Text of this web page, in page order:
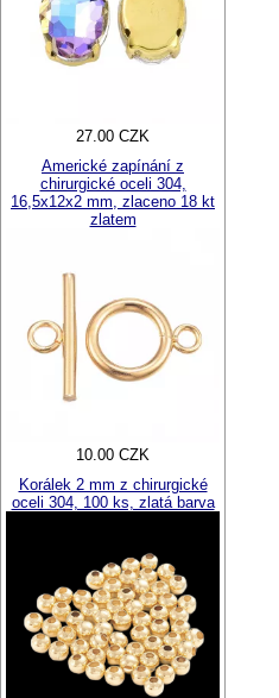
27.00 CZK
Americké zapínání z
chirurgické oceli 304,
16,5x12x2 mm, zlaceno 18 kt
zlatem
10.00 CZK
Korálek 2 mm z chirurgické
oceli 304, 100 ks, zlatá barva